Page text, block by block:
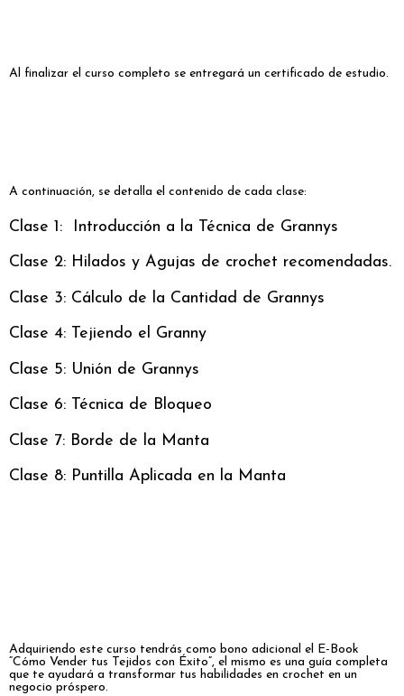
Al finalizar el curso completo se entregará un certificado de estudio.
A continuación, se detalla el contenido de cada clase:
Clase 1: Introducción a la Técnica de Grannys
Clase 2: Hilados y Agujas de crochet recomendadas.
Clase 3: Cálculo de la Cantidad de Grannys
Clase 4: Tejiendo el Granny
Clase 5: Unión de Grannys
Clase 6: Técnica de Bloqueo
Clase 7: Borde de la Manta
Clase 8: Puntilla Aplicada en la Manta
Adquiriendo este curso tendrás como bono adicional el E-Book
“Cómo Vender tus Tejidos con Éxito”, el mismo es una guía completa
que te ayudará a transformar tus habilidades en crochet en un
negocio próspero.